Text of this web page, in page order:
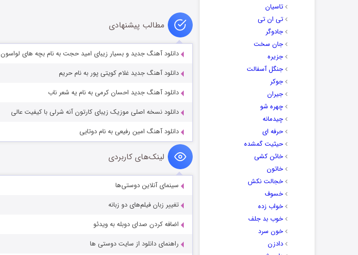
تاسیان
تی ان تی
جادوگر
جان سخت
جزیره
جنگل آسفالت
جوکر
جیران
چهره شو
چیدمانه
حرفه ای
حیثیت گمشده
خائن کشی
خاتون
خجالت نکش
خسوف
خواب زده
خوب بد جلف
خون سرد
دادزن
مطالب پیشنهادی
دانلود آهنگ جدید و بسیار زیبای امید حجت به نام بچه های لواسون
دانلود آهنگ جدید غلام کویتی پور به نام حریم
دانلود آهنگ جدید احسان کرمی به نام یه شعر ناب
دانلود نسخه اصلی موزیک زیبای کارتون آنه شرلی با کیفیت عالی
دانلود آهنگ امین رفیعی به نام دوتایی
لینک‌های کاربردی
سینمای آنلاین دوستی‌ها
تغییر زبان فیلم‌های دو زبانه
اضافه کردن صدای دوبله به ویدئو
راهنمای دانلود از سایت دوستی ها